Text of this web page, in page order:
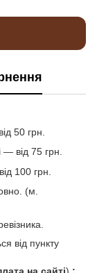
50 грн.
— від 75 грн.
100 грн.
(м.
від пункту